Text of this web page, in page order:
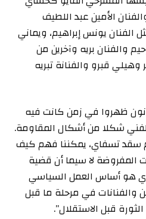
الأمين عبد اللطيف
الفنان يونس إبراهيم، ويماني
والفنان بريه وآخرين من
وهيلي قبرو والفنانة تبريه
ظهروا في زمن كانت فيه
شكلا من أشكال المقاومة.
سقد تسفاي، يمكننا فهم كيف
المفروضة لا سيما أن قضية
هو أساس العمل السياسي
والفنانات في مرحلة ما قبل
قبل الاستقلال”.